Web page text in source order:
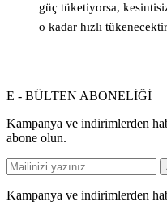
güç tüketiyorsa,
o kadar hızlı
E - BÜLTEN ABONELİĞİ
Kampanya ve indirimlerden
abone olun.
Kampanya ve indirimlerden